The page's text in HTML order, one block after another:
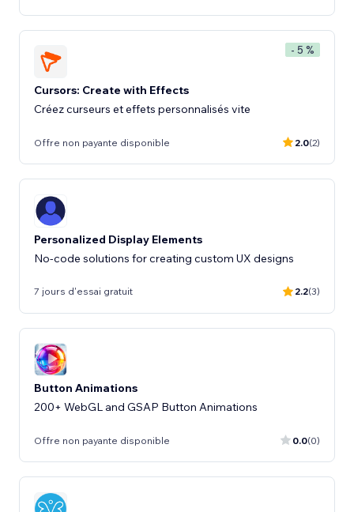
- 5 %
Cursors: Create with Effects
Créez curseurs et effets personnalisés vite
Offre non payante disponible 2.0(2)
Personalized Display Elements
No-code solutions for creating custom UX designs
7 jours d'essai gratuit 2.2(3)
Button Animations
200+ WebGL and GSAP Button Animations
Offre non payante disponible 0.0(0)